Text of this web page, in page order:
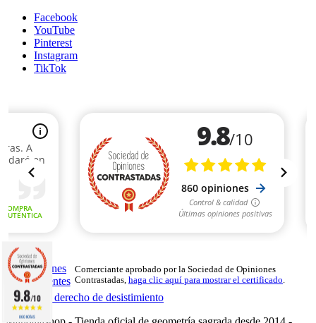
Facebook
YouTube
Pinterest
Instagram
TikTok
Comerciante aprobado por la Sociedad de Opiniones
Contrastadas, haga clic aquí para mostrar el certificado
Ejercer mi derecho de desistimiento
9.8/10
860 NOTAS